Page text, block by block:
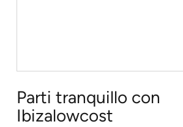
Parti tranquillo con
Ibizalowcost